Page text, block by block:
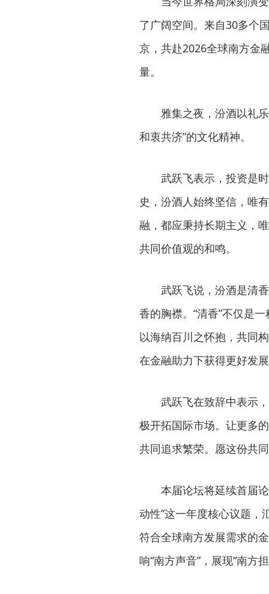
了广阔空间。来自30多个
京，共赴2026全球南方金
量。
雅集之夜，汾酒以礼
和衷共济”的文化精神。
武跃飞表示，投资是
史，汾酒人始终坚信，唯
融，都应秉持长期主义，
共同价值观的和鸣。
武跃飞说，汾酒是清
香的胸襟。“清香”不仅是
以海纳百川之怀抱，共同
在金融助力下获得更好发
武跃飞在致辞中表示
极开拓国际市场。让更多
共同追求繁荣。愿这份共
本届论坛将延续首届
动性”这一年度核心议题，
符合全球南方发展需求的
响“南方声音”，展现“南方